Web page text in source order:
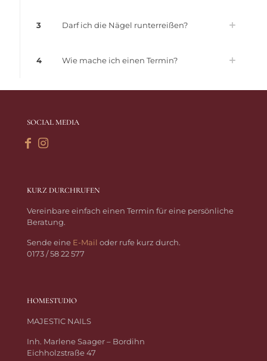
3 Darf ich die Nägel runterreißen?
4 Wie mache ich einen Termin?
SOCIAL MEDIA
KURZ DURCHRUFEN
Vereinbare einfach einen Termin für eine persönliche
Beratung.
Sende eine E-Mail oder rufe kurz durch.
0173 / 58 22 577
HOMESTUDIO
MAJESTIC NAILS
Inh. Marlene Saager – Bordihn
Eichholzstraße 47